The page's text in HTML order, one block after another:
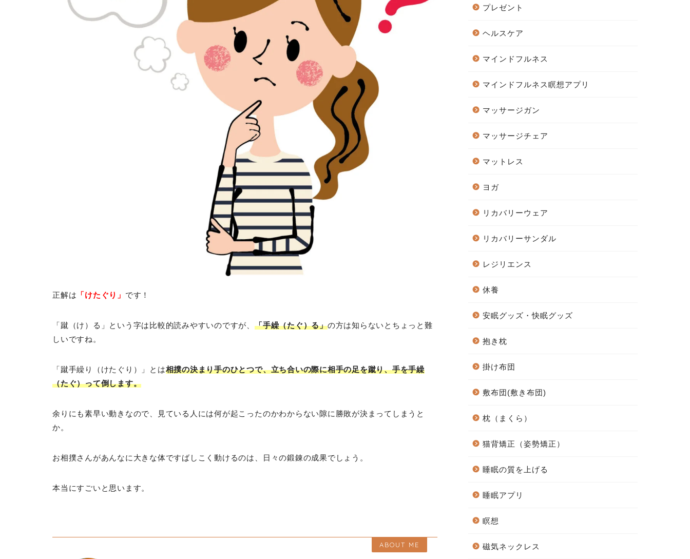
正解は 「けたぐり」 です！
「蹴（け）る」という字は比較的読みやすいのですが、 「手繰（たぐ）る」の方は知らないとちょっと難
しいですね。
「蹴手繰り（けたぐり）」とは相撲の決まり手のひとつで、立ち合いの際に相手の足を蹴り、手を手繰
（たぐ）って倒します。
余りにも素早い動きなので、見ている人には何が起こったのかわからない隙に勝敗が決まってしまうと
か。
お相撲さんがあんなに大きな体ですばしこく動けるのは、日々の鍛錬の成果でしょう。
本当にすごいと思います。
ABOUT ME
プレゼント
ヘルスケア
マインドフルネス
マインドフルネス瞑想アプリ
マッサージガン
マッサージチェア
マットレス
ヨガ
リカバリーウェア
リカバリーサンダル
レジリエンス
休養
安眠グッズ・快眠グッズ
抱き枕
掛け布団
敷布団(敷き布団)
枕（まくら）
猫背矯正（姿勢矯正）
睡眠の質を上げる
睡眠アプリ
瞑想
磁気ネックレス